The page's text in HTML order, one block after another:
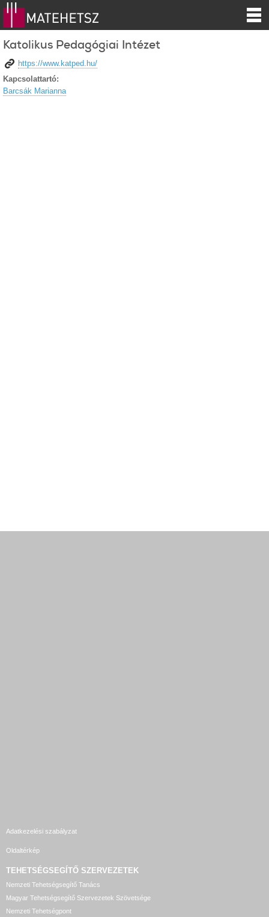
Katolikus Pedagógiai Intézet
https://www.katped.hu/
Kapcsolattartó:
Barcsák Marianna
Adatkezelési szabályzat
Oldaltérkép
TEHETSÉGSEGÍTŐ SZERVEZETEK
Nemzeti Tehetségsegítő Tanács
Magyar Tehetségsegítő Szervezetek Szövetsége
Nemzeti Tehetségpont